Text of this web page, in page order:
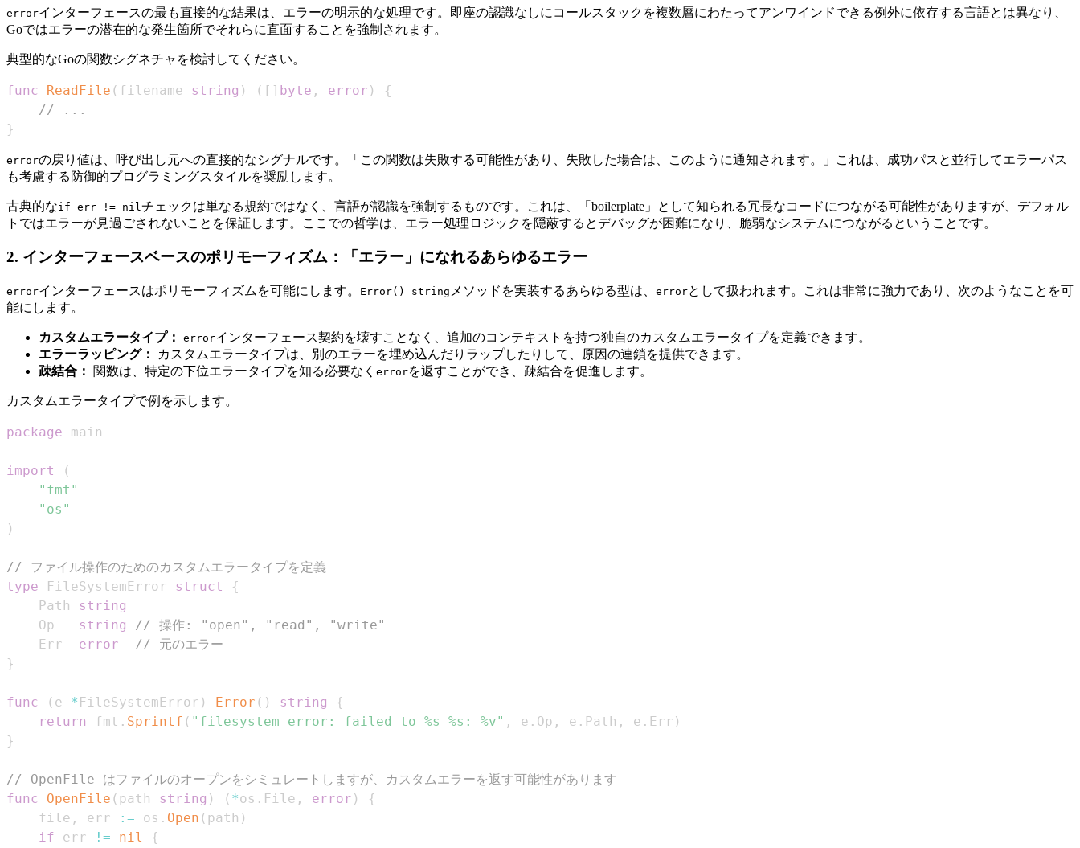
errorインターフェースの最も直接的な結果は、エラーの明示的な処理です。即座の認識なしにコールスタックを複数層にわたってアンワインドできる例外に依存する言語とは異なり、
Goではエラーの潜在的な発生箇所でそれらに直面することを強制されます。
典型的なGoの関数シグネチャを検討してください。
func ReadFile ( filename string ) ( [ ] byte , error )
{
// ...
}
errorの戻り値は、呼び出し元への直接的なシグナルです。「この関数は失敗する可能性があり、失敗した場合は、このように通知されます。」これは、成功パスと並行してエラーパス
も考慮する防御的プログラミングスタイルを奨励します。
古典的なif err != nil チェックは単なる規約ではなく、言語が認識を強制するものです。これは、「boilerplate」として知られる冗長なコードにつながる可能性がありますが、デフォル
トではエラーが見過ごされないことを保証します。ここでの哲学は、エラー処理ロジックを隠蔽するとデバッグが困難になり、脆弱なシステムにつながるということです。
2. インターフェースベースのポリモーフィズム：「エラー」になれるあらゆるエラー
errorインターフェースはポリモーフィズムを可能にします。 Error() string メソッドを実装するあらゆる型は、 errorとして扱われます。これは非常に強力であり、次のようなことを可
能にします。
カスタムエラータイプ： errorインターフェース契約を壊すことなく、追加のコンテキストを持つ独自のカスタムエラータイプを定義できます。
エラーラッピング：
カスタムエラータイプは、別のエラーを埋め込んだりラップしたりして、原因の連鎖を提供できます。
疎結合：
関数は、特定の下位エラータイプを知る必要なく errorを返すことができ、疎結合を促進します。
カスタムエラータイプで例を示します。
package
import
(
"fmt"
"os"
)
// ファイル操作のためのカスタムエラータイプを定義
type FileSystemError struct
{
	Path
string
	Op
string
// 操作: "open", "read", "write"
	Err
error
// 元のエラー
}
func ( e * FileSystemError ) Error ( ) string
{
return
fmt . Sprintf ( "filesystem error: failed to %s %s: %v" , e . Op , e . Path , e . Err )
}
// OpenFile はファイルのオープンをシミュレートしますが、カスタムエラーを返す可能性があります
func
OpenFile ( path string ) ( *os . File , error )
{
	file
, err := os . Open ( path )
if err != nil
{